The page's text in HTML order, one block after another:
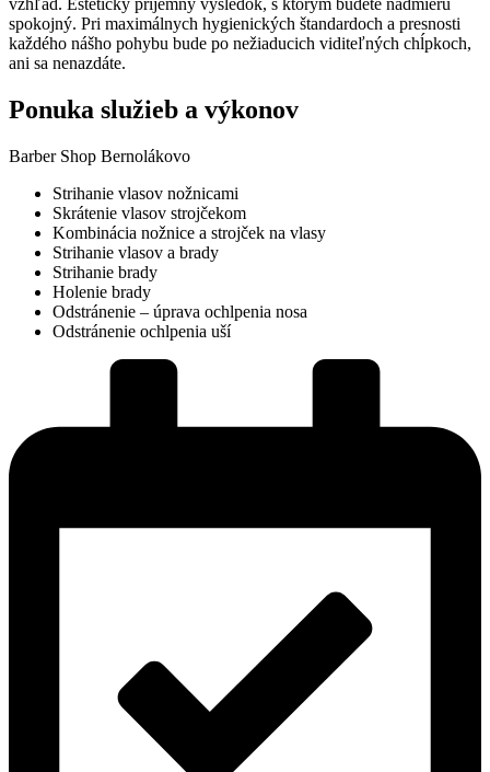
vzhľad. Esteticky príjemný výsledok, s ktorým budete nadmieru
spokojný. Pri maximálnych hygienických štandardoch a presnosti
každého nášho pohybu bude po nežiaducich viditeľných chĺpkoch,
ani sa nenazdáte.
Ponuka služieb a výkonov
Barber Shop Bernolákovo
Strihanie vlasov nožnicami
Skrátenie vlasov strojčekom
Kombinácia nožnice a strojček na vlasy
Strihanie vlasov a brady
Strihanie brady
Holenie brady
Odstránenie – úprava ochlpenia nosa
Odstránenie ochlpenia uší